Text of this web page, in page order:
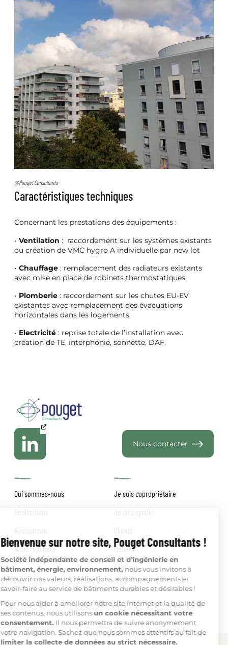
@Pouget Consultants
Caractéristiques techniques
Concernant les prestations des équipements :
Ventilation : raccordement sur les systèmes existants
ou création de VMC hygro A individuelle par new lot
Chauffage : remplacement des radiateurs existants
avec mise en place de robinets thermostatiques ​
Plomberie : raccordement sur les chutes EU-EV
existantes avec remplacement des évacuations
horizontales dans les logements.
Electricité : reprise totale de l’installation avec
création de TE, interphonie, sonnette, DAF.
Nous contacter
Qui sommes-nous
Nous rejoindre
Je suis copropriétaire
Métiers
Fabrique